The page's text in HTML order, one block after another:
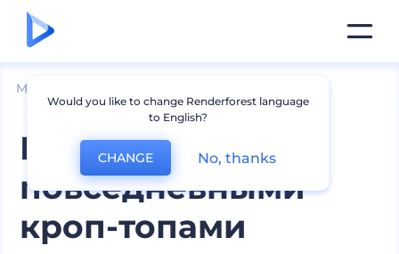
Мокапы
Макет с
повседневными
кроп-топами
Would you like to change Renderforest language
to English?
CHANGE No, thanks